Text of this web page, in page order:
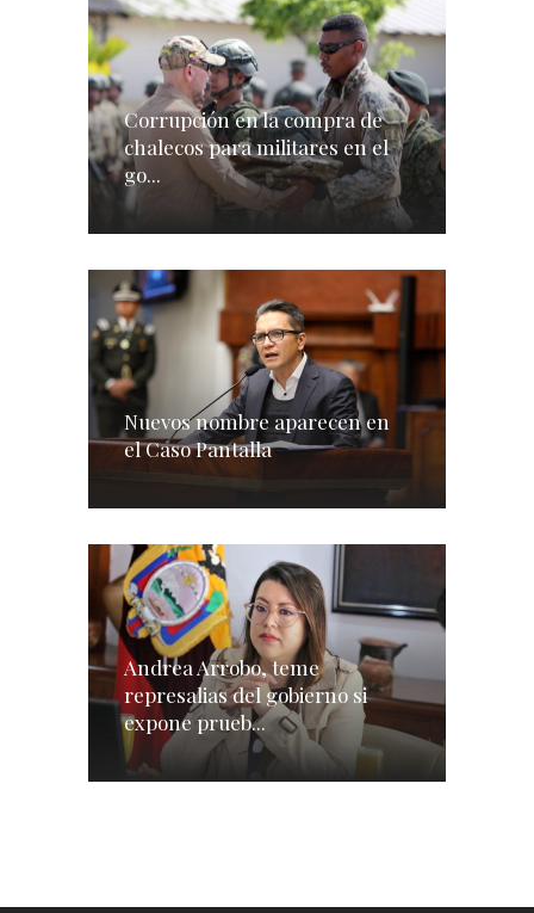
Corrupción en la compra de
chalecos para militares en el
go...
Nuevos nombre aparecen en
el Caso Pantalla
Andrea Arrobo, teme
represalias del gobierno si
expone prueb...